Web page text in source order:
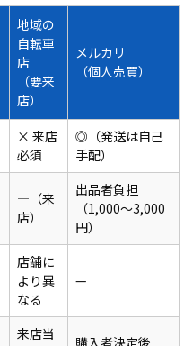
地域の
自転車
店
（要来
店）
メルカリ
（個人売買）
× 来店
必須
◎（発送は自己
手配）
—（来
店）
出品者負担
（1,000〜3,000
円）
店舗に
より異
なる
—
来店当